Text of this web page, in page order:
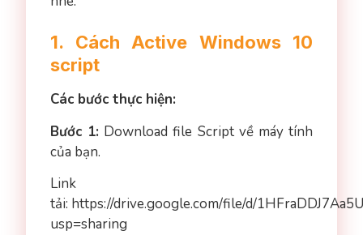
1. Cách Active Windows 10
script
Các bước thực hiện:
Bước 1: Download file Script về máy tính
của bạn.
Link
tải: https://drive.google.com/file/d/
usp=sharing